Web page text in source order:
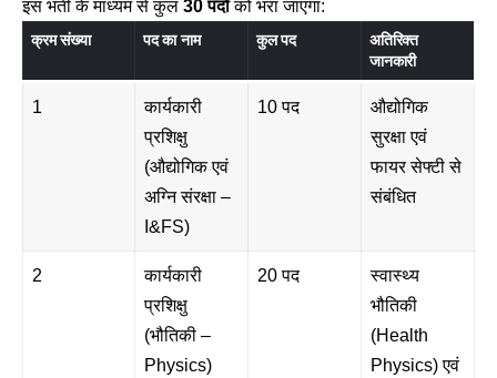
इस भर्ती के माध्यम से कुल 30 पदोंको भरा जाएगा:
क्रम संख्या पद का नाम कुल पद
अतिरिक्त
जानकारी
1
कार्यकारी
प्रशिक्षु
(औद्योगिक एवं
अग्नि संरक्षा –
I&FS)
10 पद
औद्योगिक
सुरक्षा एवं
फायर सेफ्टी से
संबंधित
2
कार्यकारी
प्रशिक्षु
(भौतिकी –
Physics)
20 पद
स्वास्थ्य
भौतिकी
(Health
Physics) एवं